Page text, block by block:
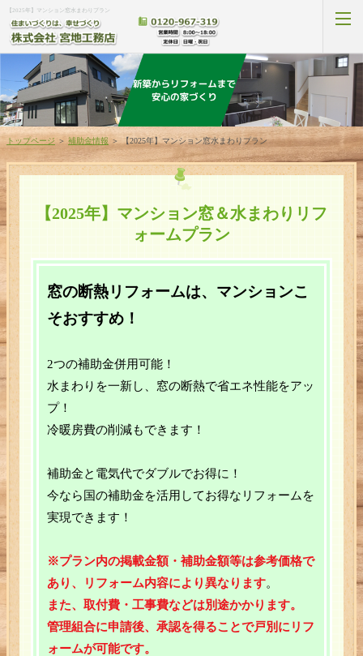
【2025年】マンション窓水まわりプラン
新築プラン
家づくりの流れ
新築施工事例
リフォーム施工事例
駿府元気隊
会社概要
お客様の声
ホーム
サイトマップ
トップページ ＞ 補助金情報 ＞ 【2025年】マンション窓水まわりプラン
【2025年】マンション窓＆水まわりリフ
ォームプラン
窓の断熱リフォームは、マンションこ
そおすすめ！
2つの補助金併用可能！
水まわりを一新し、窓の断熱で省エネ性能をアッ
プ！
冷暖房費の削減もできます！
補助金と電気代でダブルでお得に！
今なら国の補助金を活用してお得なリフォームを
実現できます！
※プラン内の掲載金額・補助金額等は参考価格で
あり、リフォーム内容により異なります。
また、取付費・工事費などは別途かかります。
管理組合に申請後、承認を得ることで戸別にリフ
ォームが可能です。